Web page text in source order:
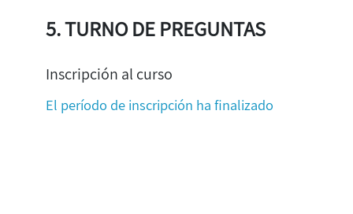
5. TURNO DE PREGUNTAS
Inscripción al curso
El período de inscripción ha finalizado